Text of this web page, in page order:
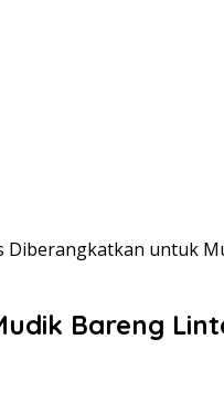
Diberangkatkan untuk
Bareng